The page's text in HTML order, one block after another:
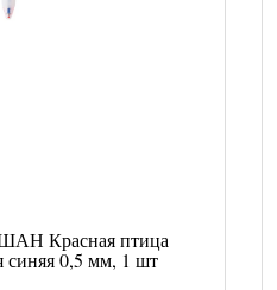
Красная птица
синяя 0,5 мм, 1 шт